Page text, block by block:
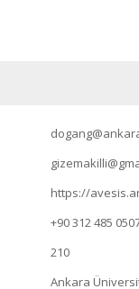
https://
+90 312 485
210
Ankara